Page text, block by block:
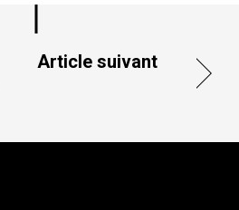
Article suivant